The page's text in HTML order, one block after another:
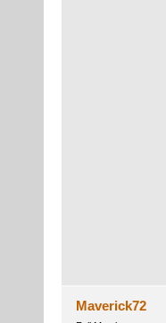
Maverick72